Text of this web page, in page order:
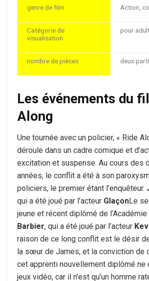
genre de film Action,
Catégorie de
visualisation
pour
nombre de pièces deux
Les événements du
Along
Une tournée avec un policier, « Ride
déroule dans un cadre comique et
excitation et suspense. Au cours des
années, le conflit a été à son
policiers, le premier étant l’enquêteur.
qui a été joué par l’acteur GlaçonLe
jeune et récent diplômé de
Barbier, qui a été joué par l’acteur
raison de ce long conflit est le désir
la sœur de James, et la conviction de
cet apprenti nouvellement diplômé ne
jeux vidéo, car il n’est qu’un homme